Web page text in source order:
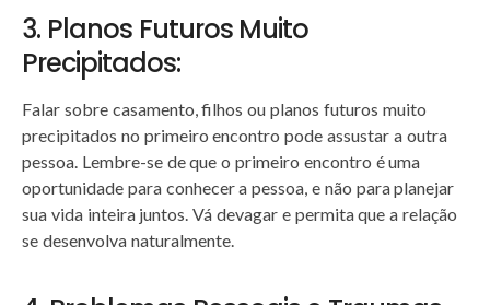
3. Planos Futuros Muito
Precipitados:
Falar sobre casamento, filhos ou planos futuros muito
precipitados no primeiro encontro pode assustar a outra
pessoa. Lembre-se de que o primeiro encontro é uma
oportunidade para conhecer a pessoa, e não para planejar
sua vida inteira juntos. Vá devagar e permita que a relação
se desenvolva naturalmente.